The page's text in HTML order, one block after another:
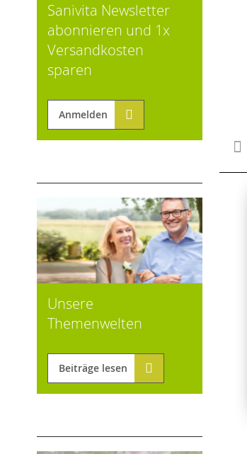
Sanivita Newsletter
abonnieren und 1x
Versandkosten
sparen
Anmelden
Unsere
Themenwelten
Beiträge lesen